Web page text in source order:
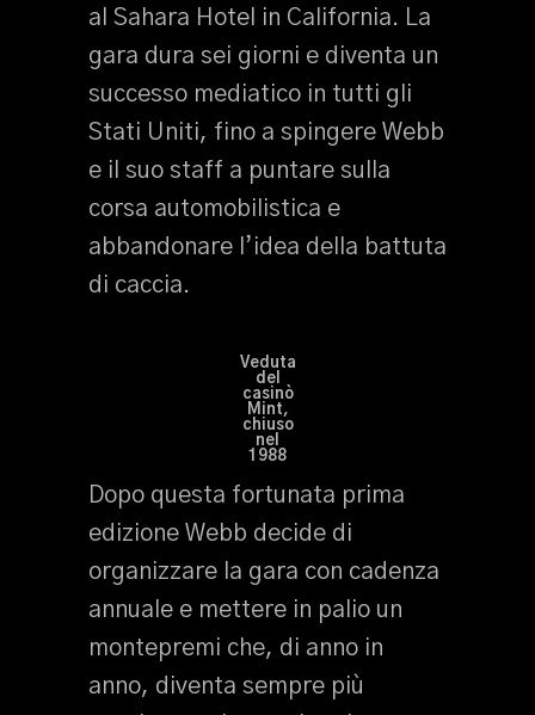
al Sahara Hotel in California. La
gara dura sei giorni e diventa un
successo mediatico in tutti gli
Stati Uniti, fino a spingere Webb
e il suo staff a puntare sulla
corsa automobilistica e
abbandonare l’idea della battuta
di caccia.
Veduta
del
casinò
Mint,
chiuso
nel
1988
Dopo questa fortunata prima
edizione Webb decide di
organizzare la gara con cadenza
annuale e mettere in palio un
montepremi che, di anno in
anno, diventa sempre più